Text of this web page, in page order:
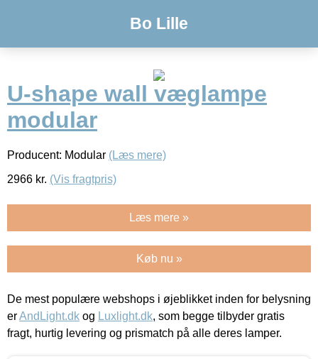
Bo Lille
U-shape wall væglampe
modular
Producent: Modular (Læs mere)
2966 kr. (Vis fragtpris)
Læs mere »
Køb nu »
De mest populære webshops i øjeblikket inden for belysning
erAndLight.dk og Luxlight.dk, som begge tilbyder gratis
fragt, hurtig levering og prismatch på alle deres lamper.